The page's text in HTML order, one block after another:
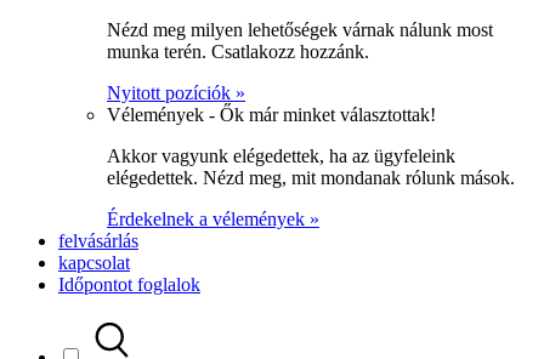
Nézd meg milyen lehetőségek várnak nálunk most
munka terén. Csatlakozz hozzánk.
Nyitott pozíciók »
Vélemények - Ők már minket választottak!
Akkor vagyunk elégedettek, ha az ügyfeleink
elégedettek. Nézd meg, mit mondanak rólunk mások.
Érdekelnek a vélemények »
felvásárlás
kapcsolat
Időpontot foglalok